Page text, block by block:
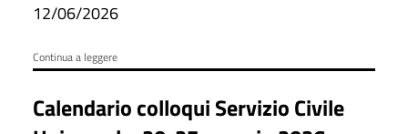
12/06/2026
Continua a leggere
Calendario colloqui Servizio Civile